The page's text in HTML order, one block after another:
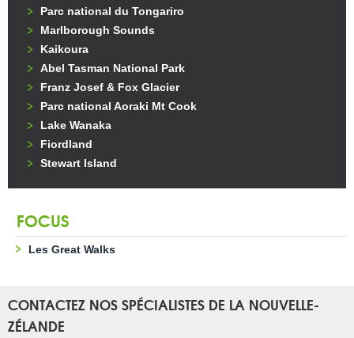
Parc national du Tongariro
Marlborough Sounds
Kaikoura
Abel Tasman National Park
Franz Josef & Fox Glacier
Parc national Aoraki Mt Cook
Lake Wanaka
Fiordland
Stewart Island
FOCUS
Les Great Walks
CONTACTEZ NOS SPÉCIALISTES DE LA NOUVELLE-
ZÉLANDE